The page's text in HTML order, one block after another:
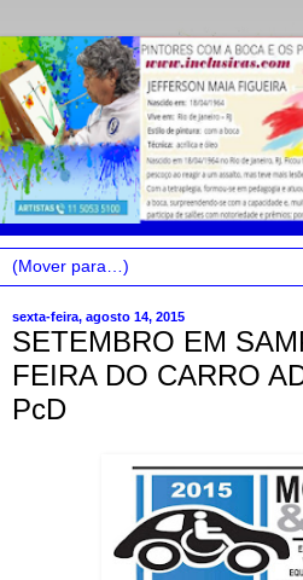
sexta-feira, agosto 14, 2015
SETEMBRO EM
FEIRA DO CARRO
PcD